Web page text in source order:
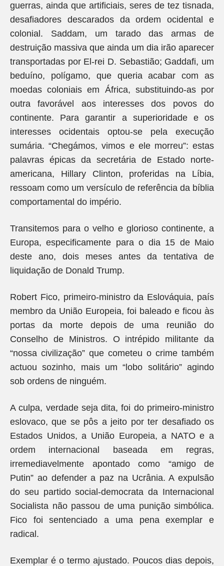
guerras, ainda que artificiais, seres de tez tisnada,
desafiadores descarados da ordem ocidental e
colonial. Saddam, um tarado das armas de
destruição massiva que ainda um dia irão aparecer
transportadas por El-rei D. Sebastião; Gaddafi, um
beduíno, polígamo, que queria acabar com as
moedas coloniais em África, substituindo-as por
outra favorável aos interesses dos povos do
continente. Para garantir a superioridade e os
interesses ocidentais optou-se pela execução
sumária. “Chegámos, vimos e ele morreu”: estas
palavras épicas da secretária de Estado norte-
americana, Hillary Clinton, proferidas na Líbia,
ressoam como um versículo de referência da bíblia
comportamental do império.
Transitemos para o velho e glorioso continente, a
Europa, especificamente para o dia 15 de Maio
deste ano, dois meses antes da tentativa de
liquidação de Donald Trump.
Robert Fico, primeiro-ministro da Eslováquia, país
membro da União Europeia, foi baleado e ficou às
portas da morte depois de uma reunião do
Conselho de Ministros. O intrépido militante da
“nossa civilização” que cometeu o crime também
actuou sozinho, mais um “lobo solitário” agindo
sob ordens de ninguém.
A culpa, verdade seja dita, foi do primeiro-ministro
eslovaco, que se pôs a jeito por ter desafiado os
Estados Unidos, a União Europeia, a NATO e a
ordem internacional baseada em regras,
irremediavelmente apontado como “amigo de
Putin” ao defender a paz na Ucrânia. A expulsão
do seu partido social-democrata da Internacional
Socialista não passou de uma punição simbólica.
Fico foi sentenciado a uma pena exemplar e
radical.
Exemplar é o termo ajustado. Poucos dias depois,